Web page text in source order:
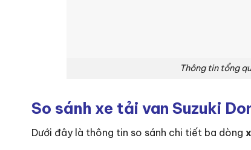
Thông tin tổng
So sánh xe tải van Suzuki
Dưới đây là thông tin so sánh chi tiết ba dòng